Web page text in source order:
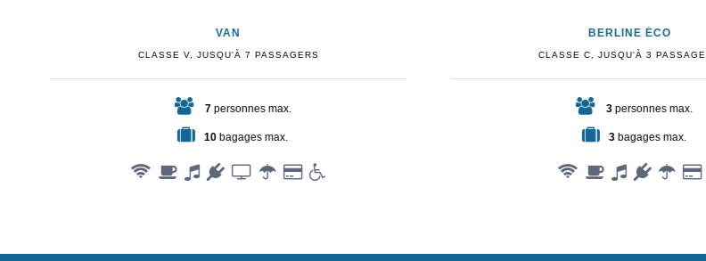
CLASSE V, JUSQU'À 7 PASSAGERS
7personnes max.
10 bagages max.
BERLINE ÉCO
CLASSE C, JUSQU'À 3 PASSAGERS
3personnes max.
3 bagages max.